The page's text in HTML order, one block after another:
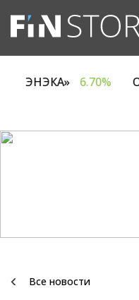
«ЭНЭКА» 6.70%
Все новости